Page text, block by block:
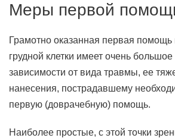
Меры первой
Грамотно оказанная первая помощь
грудной клетки имеет очень
зависимости от вида травмы, ее
нанесения, пострадавшему
первую (доврачебную) помощь.
Наиболее простые, с этой точки